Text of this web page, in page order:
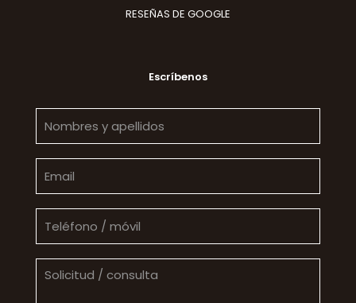
RESEÑAS DE GOOGLE
Escríbenos